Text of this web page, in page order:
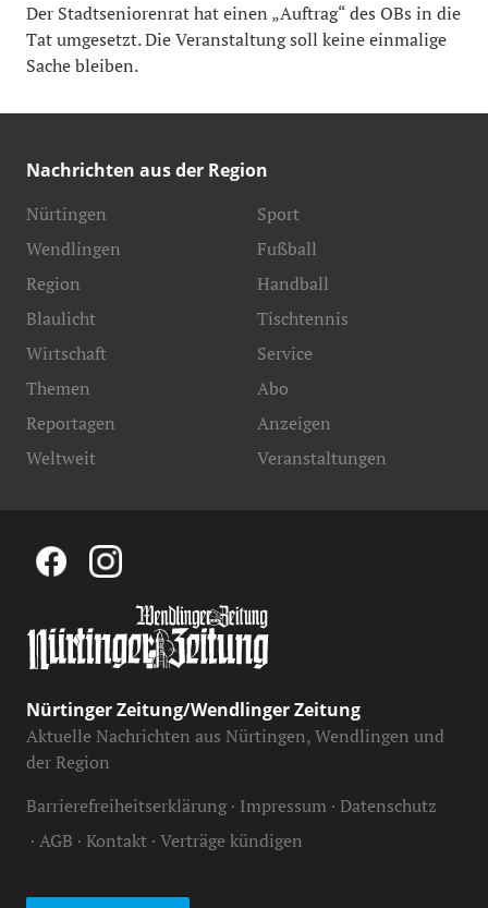
Der Stadtseniorenrat hat einen „Auftrag“ des OBs in die
Tat umgesetzt. Die Veranstaltung soll keine einmalige
Sache bleiben.
Nachrichten aus der Region
Nürtingen
Wendlingen
Region
Blaulicht
Sport
Fußball
Handball
Tischtennis
Wirtschaft
Themen
Reportagen
Weltweit
Service
Abo
Anzeigen
Veranstaltungen
Nürtinger Zeitung/Wendlinger Zeitung
Aktuelle Nachrichten aus Nürtingen, Wendlingen und
der Region
Barrierefreiheitserklärung Impressum Datenschutz
AGB Kontakt Verträge kündigen